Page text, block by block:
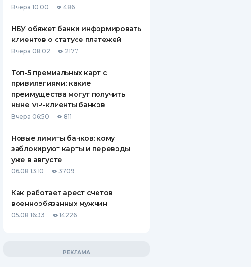
СТРАХОВАНИЮ
ВСЕ СТРАХОВЫЕ ПОЛИСЫ
ОТЗЫВЫ О СТРАХОВЫХ
КОМПАНИЯХ
Вчера 10:00 486
НБУ обяжет банки информировать
клиентов о статусе платежей
Вчера 08:02 2177
Топ-5 премиальных карт с
привилегиями: какие
преимущества могут получить
ныне VIP-клиенты банков
Вчера 06:50 811
Новые лимиты банков: кому
заблокируют карты и переводы
уже в августе
06.08 13:10 3709
Как работает арест счетов
военнообязанных мужчин
05.08 16:33 14226